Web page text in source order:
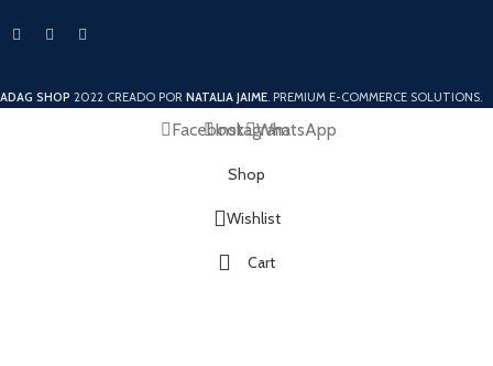
ADAG SHOP 2022 CREADO POR NATALIA JAIME. PREMIUM E-COMMERCE SOLUTIONS.
FacebookInstagramWhatsApp
Shop
Wishlist
Cart